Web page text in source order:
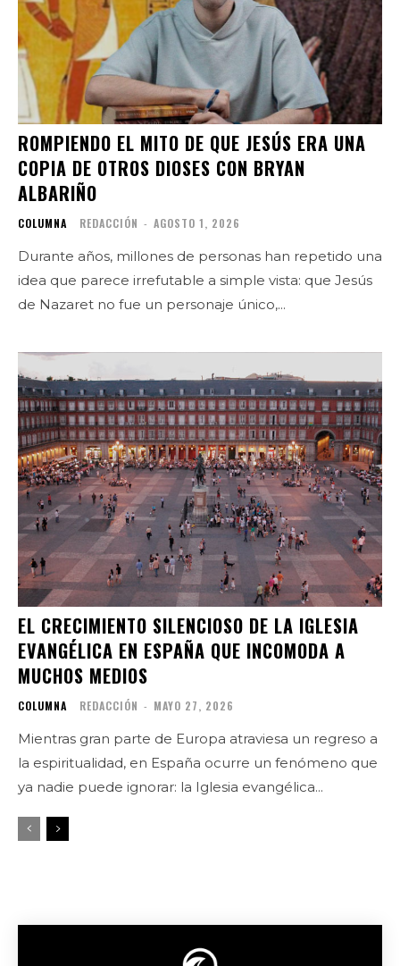
ROMPIENDO EL MITO DE QUE JESÚS ERA UNA
COPIA DE OTROS DIOSES CON BRYAN
ALBARIÑO
COLUMNA REDACCIÓN - AGOSTO 1, 2026
Durante años, millones de personas han repetido una
idea que parece irrefutable a simple vista: que Jesús
de Nazaret no fue un personaje único,...
EL CRECIMIENTO SILENCIOSO DE LA IGLESIA
EVANGÉLICA EN ESPAÑA QUE INCOMODA A
MUCHOS MEDIOS
COLUMNA REDACCIÓN - MAYO 27, 2026
Mientras gran parte de Europa atraviesa un regreso a
la espiritualidad, en España ocurre un fenómeno que
ya nadie puede ignorar: la Iglesia evangélica...